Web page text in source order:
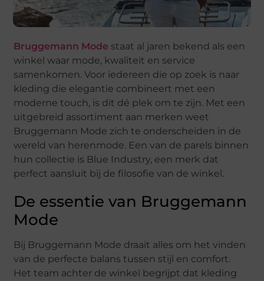
Bruggemann Mode staat al jaren bekend als een
winkel waar mode, kwaliteit en service
samenkomen. Voor iedereen die op zoek is naar
kleding die elegantie combineert met een
moderne touch, is dit dé plek om te zijn. Met een
uitgebreid assortiment aan merken weet
Bruggemann Mode zich te onderscheiden in de
wereld van herenmode. Een van de parels binnen
hun collectie is Blue Industry, een merk dat
perfect aansluit bij de filosofie van de winkel.
De essentie van Bruggemann
Mode
Bij Bruggemann Mode draait alles om het vinden
van de perfecte balans tussen stijl en comfort.
Het team achter de winkel begrijpt dat kleding